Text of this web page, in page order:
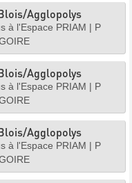
Agglopolys
à l'Espace PRIAM | P
Agglopolys
à l'Espace PRIAM | P
Agglopolys
à l'Espace PRIAM | P